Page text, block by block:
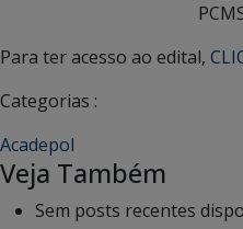
Para ter acesso ao edital,
Categorias :
Acadepol
Veja Também
Sem posts recentes